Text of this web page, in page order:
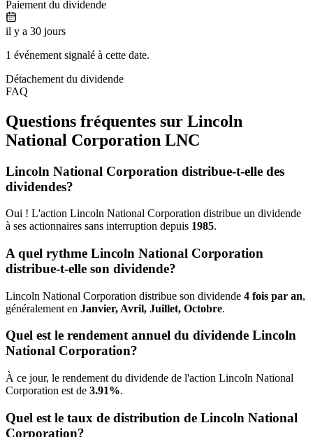
Paiement du dividende
il y a 30 jours
1 événement signalé à cette date.
Détachement du dividende
FAQ
Questions fréquentes sur Lincoln
National Corporation LNC
Lincoln National Corporation distribue-t-elle des
dividendes?
Oui ! L'action Lincoln National Corporation distribue un dividende
à ses actionnaires sans interruption depuis 1985.
A quel rythme Lincoln National Corporation
distribue-t-elle son dividende?
Lincoln National Corporation distribue son dividende 4 fois par an,
généralement en Janvier, Avril, Juillet, Octobre.
Quel est le rendement annuel du dividende Lincoln
National Corporation?
À ce jour, le rendement du dividende de l'action Lincoln National
Corporation est de 3.91%.
Quel est le taux de distribution de Lincoln National
Corporation?